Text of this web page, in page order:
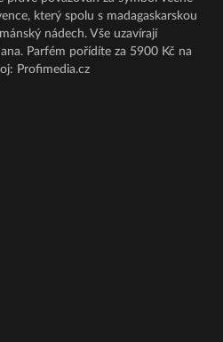
který spolu s madagaskarskou
nádech. Vše uzavírají
Parfém pořídíte za 5900 Kč na
Profimedia.cz